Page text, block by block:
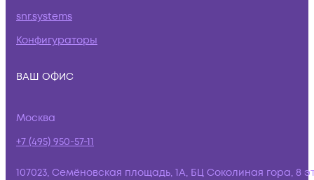
snr.systems
Конфигураторы
ВАШ ОФИС
Москва
+7 (495) 950-57-11
107023, Семёновская площадь, 1А, БЦ Соколиная гора, 8